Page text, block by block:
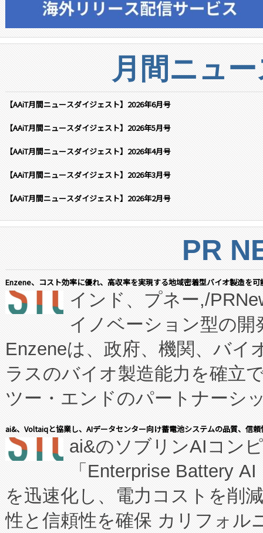
月間ニュ
【AAiT月間ニュースダイジェスト】2026年6月号
【AAiT月間ニュースダイジェスト】2026年5月号
【AAiT月間ニュースダイジェスト】2026年4月号
【AAiT月間ニュースダイジェスト】2026年3月号
【AAiT月間ニュースダイジェスト】2026年2月号
PR
Enzene、コスト効率に優れ、高収率を実現する地域密着型バイオ製造を
インド、プネー,/
イノベーション型の
Enzeneは、政府、機関、バイ
ラスのバイオ製造能力を確立
ツー・エンドのパートナーシ
表しました。 同社の実績ある
manufacturing™ (FCCM™) プ
たNeXは、バイオ医薬品製造
従来のフェッドバッチ施設の
に、患者やサプライチェーン
ai&、Voltaiqと協業し、AIデータセンター向け蓄電池システムの品質、信
ai&のソブリンAIコン
「Enterprise Battery
を迅速化し、電力コストを削
性と信頼性を確保 カリフォル